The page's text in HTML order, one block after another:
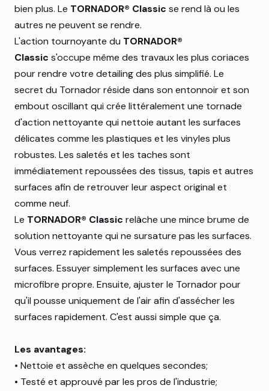
bien plus. Le TORNADOR® Classic se rend là ou les
autres ne peuvent se rendre.
L'action tournoyante du TORNADOR®
Classic s'occupe même des travaux les plus coriaces
pour rendre votre detailing des plus simplifié. Le
secret du Tornador réside dans son entonnoir et son
embout oscillant qui crée littéralement une tornade
d'action nettoyante qui nettoie autant les surfaces
délicates comme les plastiques et les vinyles plus
robustes. Les saletés et les taches sont
immédiatement repoussées des tissus, tapis et autres
surfaces afin de retrouver leur aspect original et
comme neuf.
Le TORNADOR® Classic relâche une mince brume de
solution nettoyante qui ne sursature pas les surfaces.
Vous verrez rapidement les saletés repoussées des
surfaces. Essuyer simplement les surfaces avec une
microfibre propre. Ensuite, ajuster le Tornador pour
qu'il pousse uniquement de l'air afin d'assécher les
surfaces rapidement. C'est aussi simple que ça.
Les avantages:
• Nettoie et assèche en quelques secondes;
• Testé et approuvé par les pros de l'industrie;